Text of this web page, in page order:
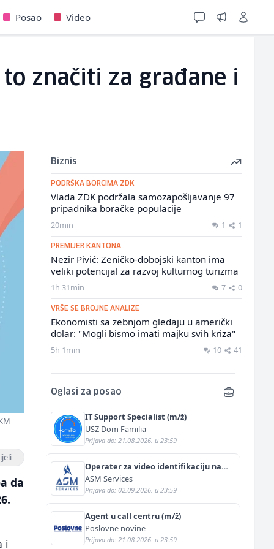
Posao Video
značiti za građane i
da
i
Biznis
PODRŠKA BORCIMA ZDK
Vlada ZDK podržala samozapošljavanje 97
pripadnika boračke populacije
20min 1 1
PREMIJER KANTONA
Nezir Pivić: Zeničko-dobojski kanton ima
veliki potencijal za razvoj kulturnog turizma
1h 31min 7 0
VRŠE SE BROJNE ANALIZE
Ekonomisti sa zebnjom gledaju u američki
dolar: "Mogli bismo imati majku svih kriza"
5h 1min 10 41
Oglasi za posao
IT Support Specialist (m/ž)
USZ Dom Familia
Prijava do: 21.08.2026. u 23:59
Operater za video identifikaciju na
njemačkom jeziku (m/ž)
ASM Services
Prijava do: 02.09.2026. u 23:59
Agent u call centru (m/ž)
Poslovne novine
Prijava do: 21.08.2026. u 23:59